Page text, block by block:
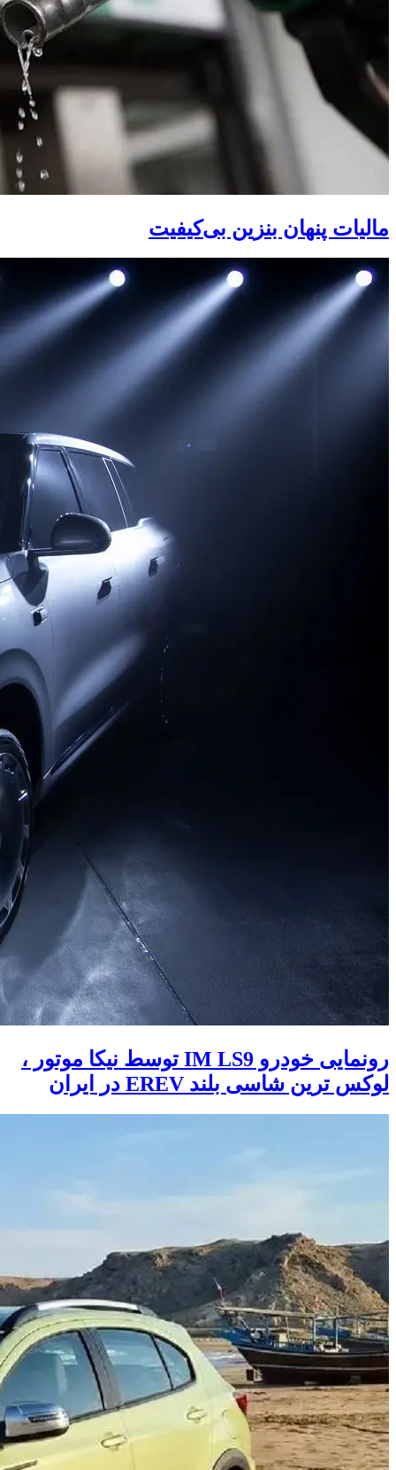
مالیات پنهان بنزین بی‌کیفیت
رونمایی خودرو IM LS9 توسط نیکا موتور ،
لوکس ترین شاسی بلند EREV در ایران